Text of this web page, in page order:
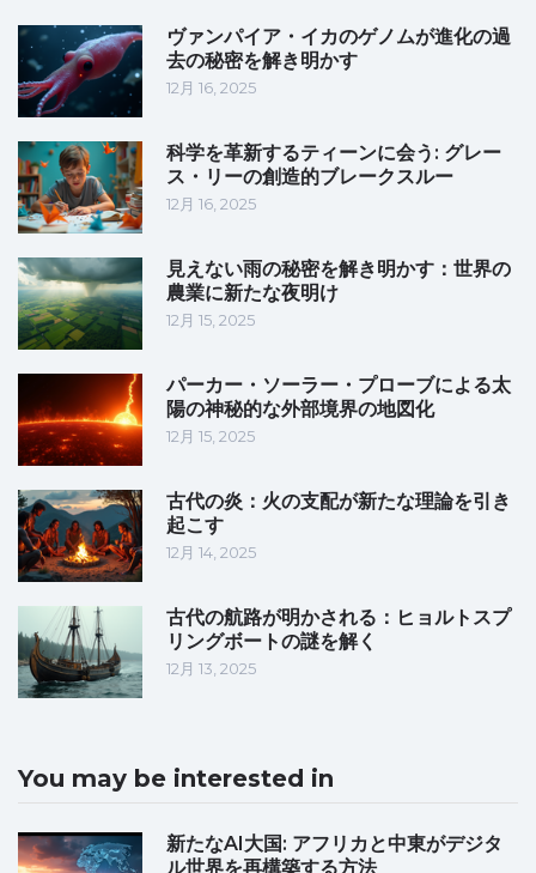
ヴァンパイア・イカのゲノムが進化の過
去の秘密を解き明かす
12月 16, 2025
科学を革新するティーンに会う: グレー
ス・リーの創造的ブレークスルー
12月 16, 2025
見えない雨の秘密を解き明かす：世界の
農業に新たな夜明け
12月 15, 2025
パーカー・ソーラー・プローブによる太
陽の神秘的な外部境界の地図化
12月 15, 2025
古代の炎：火の支配が新たな理論を引き
起こす
12月 14, 2025
古代の航路が明かされる：ヒョルトスプ
リングボートの謎を解く
12月 13, 2025
You may be interested in
新たなAI大国: アフリカと中東がデジタ
ル世界を再構築する方法